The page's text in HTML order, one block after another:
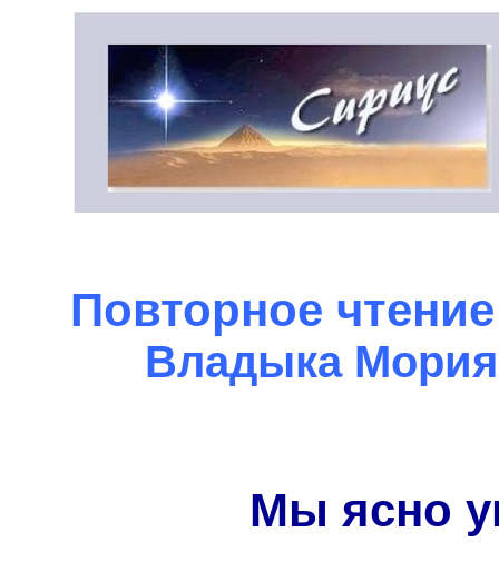
Повторное
Владыка Мория
Мы ясно